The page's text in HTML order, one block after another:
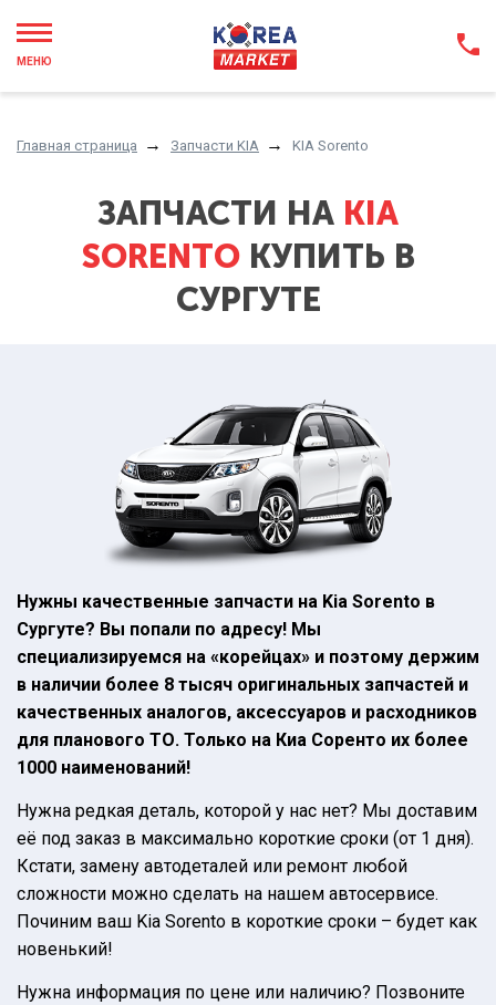
МЕНЮ
Главная страница Запчасти KIA KIA Sorento
ЗАПЧАСТИ НА KIA
SORENTOКУПИТЬ В
СУРГУТЕ
Нужны качественные запчасти на Kia Sorento в
Сургуте? Вы попали по адресу! Мы
специализируемся на «корейцах» и поэтому держим
в наличии более 8 тысяч оригинальных запчастей и
качественных аналогов, аксессуаров и расходников
для планового ТО. Только на Киа Соренто их более
1000 наименований!
Нужна редкая деталь, которой у нас нет? Мы доставим
её под заказ в максимально короткие сроки (от 1 дня).
Кстати, замену автодеталей или ремонт любой
сложности можно сделать на нашем автосервисе.
Починим ваш Kia Sorento в короткие сроки – будет как
новенький!
Нужна информация по цене или наличию? Позвоните